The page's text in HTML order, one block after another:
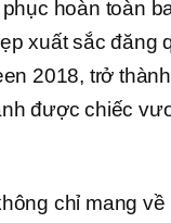
hoàn toàn
xuất sắc đăng
2018, trở
được chiếc
chỉ mang